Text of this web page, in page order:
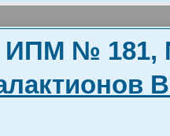
ИПМ № 181,